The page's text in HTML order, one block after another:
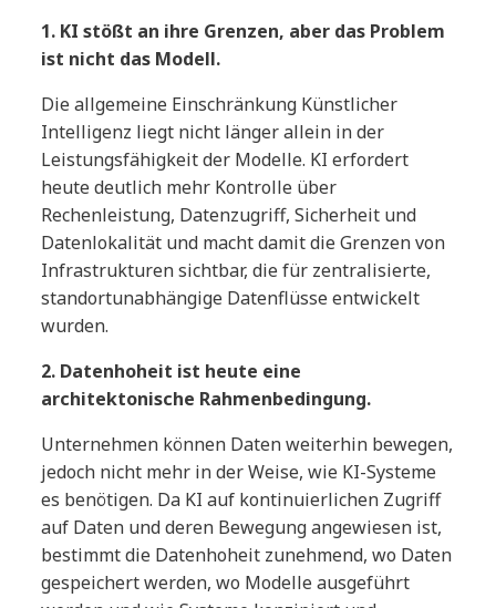
1. KI stößt an ihre Grenzen, aber das Problem
ist nicht das Modell.
Die allgemeine Einschränkung Künstlicher
Intelligenz liegt nicht länger allein in der
Leistungsfähigkeit der Modelle. KI erfordert
heute deutlich mehr Kontrolle über
Rechenleistung, Datenzugriff, Sicherheit und
Datenlokalität und macht damit die Grenzen von
Infrastrukturen sichtbar, die für zentralisierte,
standortunabhängige Datenflüsse entwickelt
wurden.
2. Datenhoheit ist heute eine
architektonische Rahmenbedingung.
Unternehmen können Daten weiterhin bewegen,
jedoch nicht mehr in der Weise, wie KI-Systeme
es benötigen. Da KI auf kontinuierlichen Zugriff
auf Daten und deren Bewegung angewiesen ist,
bestimmt die Datenhoheit zunehmend, wo Daten
gespeichert werden, wo Modelle ausgeführt